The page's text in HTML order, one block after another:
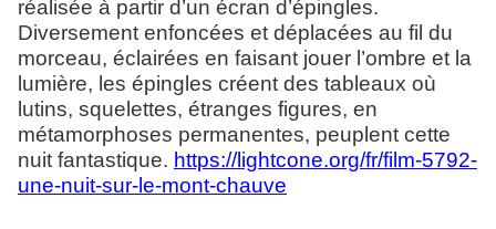
réalisée à partir d’un écran d’épingles.
Diversement enfoncées et déplacées au fil du
morceau, éclairées en faisant jouer l’ombre et la
lumière, les épingles créent des tableaux où
lutins, squelettes, étranges figures, en
métamorphoses permanentes, peuplent cette
nuit fantastique. https://lightcone.org/fr/film-5792-
une-nuit-sur-le-mont-chauve